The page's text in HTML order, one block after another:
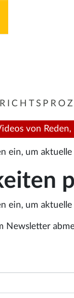
von
ein, um
ein, um
Newsletter